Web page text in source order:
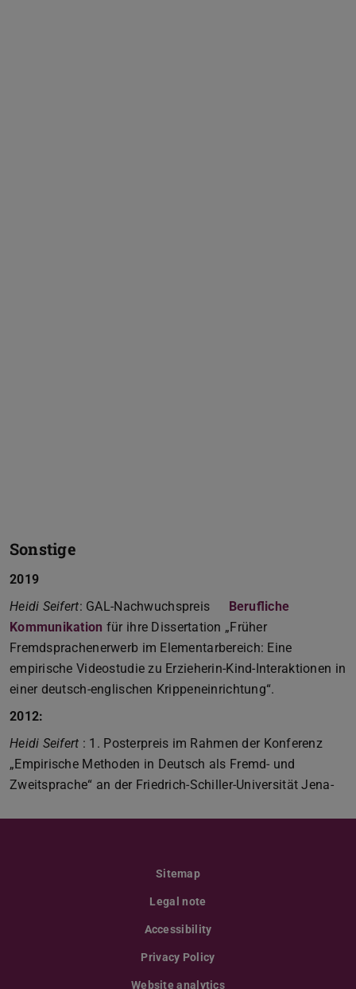
Sonstige
2019
Heidi Seifert: GAL-Nachwuchspreis
Berufliche
Kommunikation für ihre Dissertation „Früher
Fremdsprachenerwerb im Elementarbereich: Eine
empirische Videostudie zu Erzieherin-Kind-Interaktionen in
einer deutsch-englischen Krippeneinrichtung“.
2012:
Heidi Seifert : 1. Posterpreis im Rahmen der Konferenz
„Empirische Methoden in Deutsch als Fremd- und
Zweitsprache“ an der Friedrich-Schiller-Universität Jena-
Sitemap
Legal note
Accessibility
Privacy Policy
Website analytics